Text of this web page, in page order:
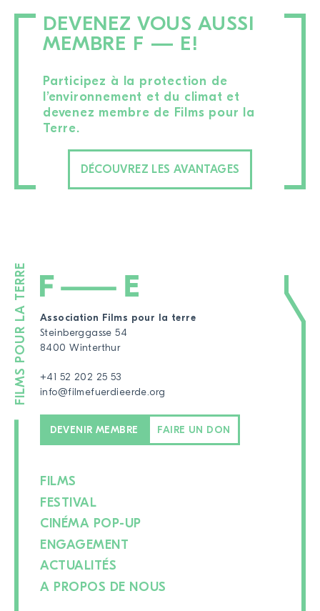
DEVENEZ VOUS AUSSI
MEMBRE F — E!
Participez à la protection de
l’environnement et du climat et
devenez membre de Films pour la
Terre.
DÉCOUVREZ LES AVANTAGES
Association Films pour la terre
Steinberggasse 54
8400 Winterthur
+41 52 202 25 53
info@filmefuerdieerde.org
DEVENIR MEMBRE FAIRE UN DON
FILMS
FESTIVAL
CINÉMA POP-UP
ENGAGEMENT
ACTUALITÉS
A PROPOS DE NOUS